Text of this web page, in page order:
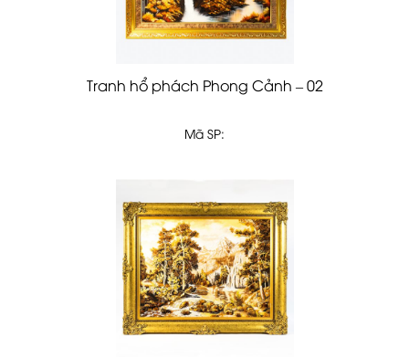
Tranh hổ phách Phong Cảnh – 02
Mã SP: